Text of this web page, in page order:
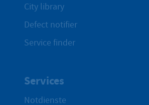
City library
Defect notifier
Service finder
Services
Notdienste